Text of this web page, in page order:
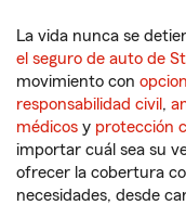
La vida nunca se
el seguro de auto de
movimiento con
responsabilidad civil ,
médicos y protección
importar cuál sea su
ofrecer la cobertura
necesidades, desde